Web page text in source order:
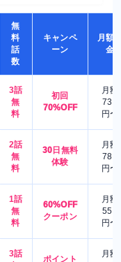
無
料
話
数
キャンペ
ーン
月額
金
3話
無
料
初回
70%OFF
月額
730
円〜
2話
無
料
30日無料
体験
月額
780
円〜
1話
無
料
60%OFF
クーポン
月額
550
円〜
3話
ポイント
月額